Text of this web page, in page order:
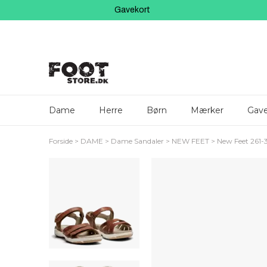
Gavekort
Dame Herre Børn Mærker
Forside DAME Dame Sandaler NEW FEET New Feet 261-